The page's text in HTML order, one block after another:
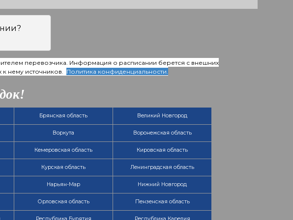
перевозчика. Информация о расписании берется с внешних
нему источников. Политика конфиденциальности.
Брянская область Великий Новгород
Воркута Воронежская область
Кемеровская область Кировская область
Курская область Ленинградская область
Нарьян-Мар Нижний Новгород
Орловская область Пензенская область